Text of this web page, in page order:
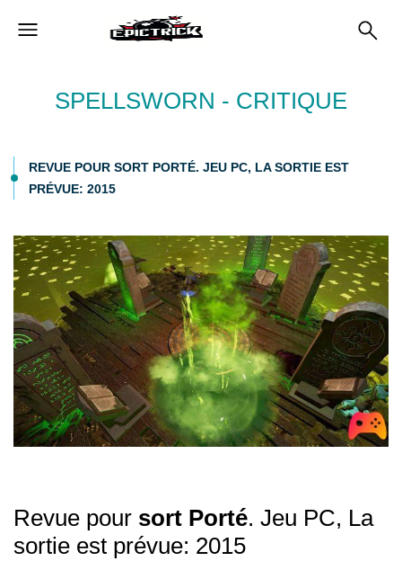
SPELLSWORN - CRITIQUE
REVUE POUR SORT PORTÉ. JEU PC, LA SORTIE EST
PRÉVUE: 2015
Revue pour sort Porté. Jeu PC, La
sortie est prévue: 2015